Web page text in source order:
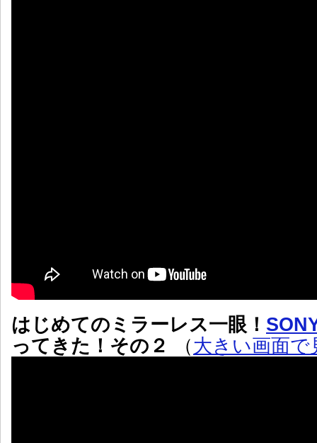
はじめてのミラーレス一眼！
ってきた！その２
（大きい画面で